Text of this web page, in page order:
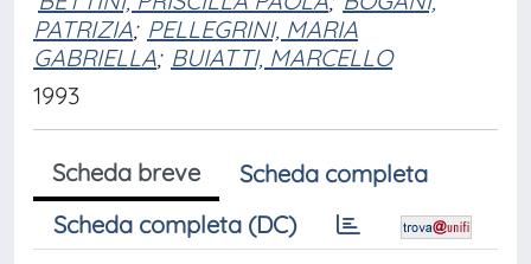
PATRIZIA; PELLEGRINI, MARIA
GABRIELLA; BUIATTI, MARCELLO
1993
Scheda breve
Scheda completa
Scheda completa (DC)